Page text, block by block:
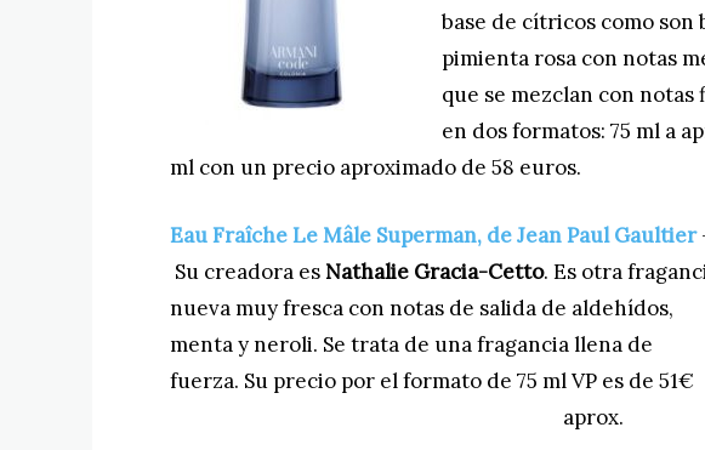
base de cítricos como son
pimienta rosa con notas
que se mezclan con notas
en dos formatos: 75 ml a
ml con un precio aproximado de 58 euros.
Eau Fraîche Le Mâle Superman, de Jean Paul Gaultier
Su creadora es Nathalie Gracia-Cetto. Es otra
nueva muy fresca con notas de salida de aldehídos,
menta y neroli. Se trata de una fragancia llena de
fuerza. Su precio por el formato de 75 ml VP es de 51€
aprox.